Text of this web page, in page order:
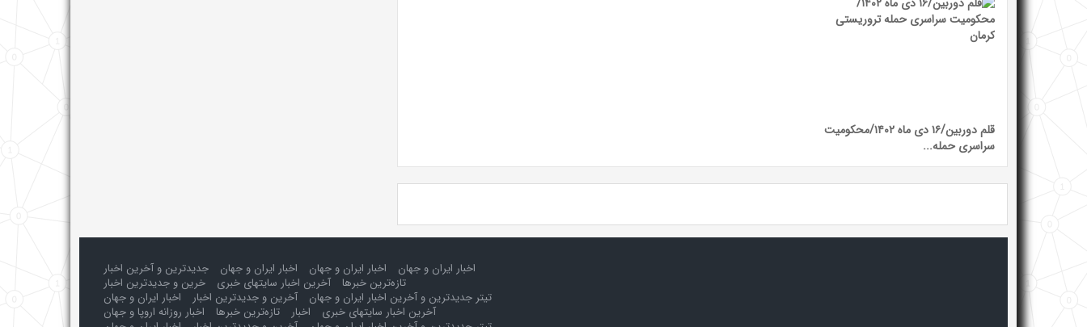
قلم دوربین/۱۶ دی ماه ۱۴۰۲/محکومیت
سراسری حمله...
اخبار ایران و جهان اخبار ایران و جهان اخبار ایران و جهان
جدیدترین و آخرین اخبار
تازه‌ترین خبرها
آخرین اخبار سایتهای خبری
خرین و جدیدترین اخبار
تیتر جدیدترین و آخرین اخبار ایران و جهان
آخرین و جدیدترین اخبار
اخبار ایران و جهان
آخرین اخبار سایتهای خبری
اخبار تازه‌ترین خبرها
اخبار روزانه اروپا و جهان